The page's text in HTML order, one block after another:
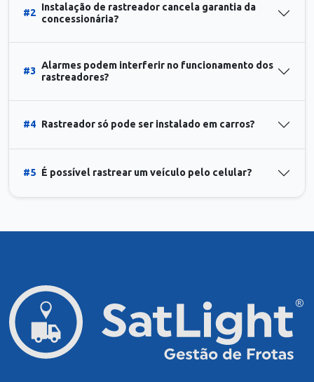
#2
Instalação de rastreador cancela garantia da
concessionária?
#3
Alarmes podem interferir no funcionamento dos
rastreadores?
#4 Rastreador só pode ser instalado em carros?
#5 É possível rastrear um veículo pelo celular?